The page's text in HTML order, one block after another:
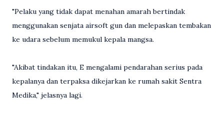
"Pelaku yang tidak dapat menahan amarah bertindak
menggunakan senjata airsoft gun dan melepaskan tembakan
ke udara sebelum memukul kepala mangsa.
"Akibat tindakan itu, E mengalami pendarahan serius pada
kepalanya dan terpaksa dikejarkan ke rumah sakit Sentra
Medika," jelasnya lagi.